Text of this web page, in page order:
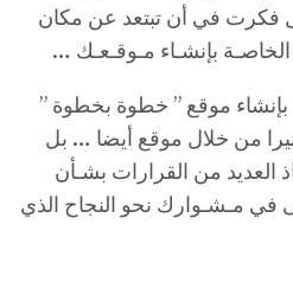
فكرت في أن تبتعد عن مكان
الخاصـة بإنشـاء مـوقـعـك …
موقع ” خطوة بخطوة ”
من خلال موقع أيضا … بل
العديد من القرارات بشـأن
في مـشـوارك نحو النجاح الذي